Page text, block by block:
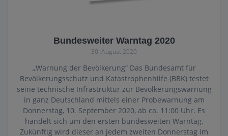
Bundesweiter Warntag 2020
30. August 2020
„Warnung der Bevölkerung“ Das Bundesamt für
Bevölkerungsschutz und Katastrophenhilfe (BBK) testet
seine technische Infrastruktur zur Bevölkerungswarnung
in ganz Deutschland mittels einer Probewarnung am
Donnerstag, 10. September 2020, ab ca. 11:00 Uhr. Es
handelt sich um den ersten bundesweiten Warntag.
Zukünftig wird dieser an jedem zweiten Donnerstag im